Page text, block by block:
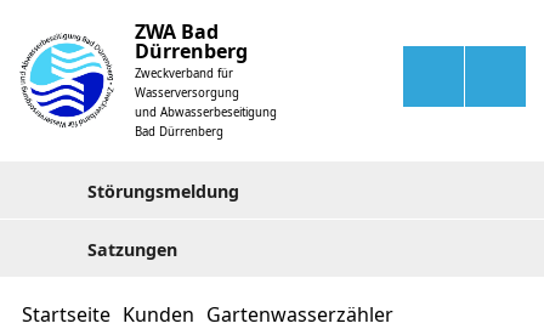
ZWA Bad
Dürrenberg
Zweckverband für
Wasserversorgung
und Abwasserbeseitigung
Bad Dürrenberg
Störungsmeldung
Satzungen
Startseite Kunden Gartenwasserzähler